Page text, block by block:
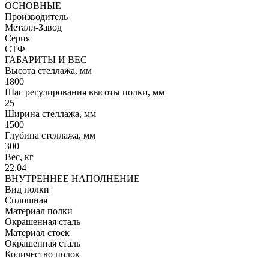
ОСНОВНЫЕ
Производитель
Металл-Завод
Серия
СТФ
ГАБАРИТЫ И ВЕС
Высота стеллажа, мм
1800
Шаг регулирования высоты полки, мм
25
Ширина стеллажа, мм
1500
Глубина стеллажа, мм
300
Вес, кг
22.04
ВНУТРЕННЕЕ НАПОЛНЕНИЕ
Вид полки
Сплошная
Материал полки
Окрашенная сталь
Материал стоек
Окрашенная сталь
Количество полок